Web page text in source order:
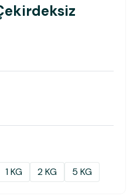
1 KG 2 KG 5 KG